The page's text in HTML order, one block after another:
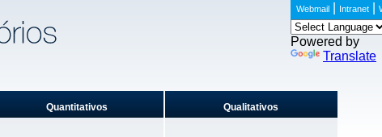
Webmail| Intranet|
Powered by
Translate
Quantitativos Qualitativos